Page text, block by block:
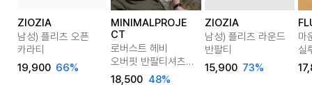
ZIOZIA
남성) 플리츠 오픈
카라티
19,900 66%
MINIMALPROJE
CT
로버스트 헤비
오버핏 반팔티셔츠
MST127 8color
18,500 48%
ZIOZIA
남성) 플리츠 라운드
반팔티
15,900 73%
마
실